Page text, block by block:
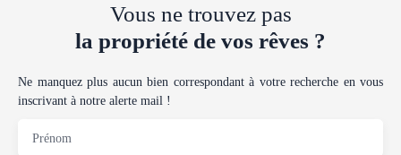
Vous ne trouvez pas
la propriété de vos rêves ?
Ne manquez plus aucun bien correspondant à votre recherche en vous
inscrivant à notre alerte mail !
Prénom